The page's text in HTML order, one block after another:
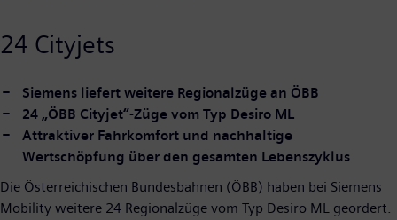
24 Cityjets
Siemens liefert weitere Regionalzüge an ÖBB
24 „ÖBB Cityjet“-Züge vom Typ Desiro ML
Attraktiver Fahrkomfort und nachhaltige
Wertschöpfung über den gesamten Lebenszyklus
Die Österreichischen Bundesbahnen (ÖBB) haben bei Siemens
Mobility weitere 24 Regionalzüge vom Typ Desiro ML geordert.